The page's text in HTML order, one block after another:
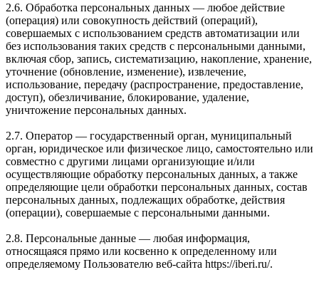
2.6. Обработка персональных данных — любое действие
(операция) или совокупность действий (операций),
совершаемых с использованием средств автоматизации или
без использования таких средств с персональными данными,
включая сбор, запись, систематизацию, накопление, хранение,
уточнение (обновление, изменение), извлечение,
использование, передачу (распространение, предоставление,
доступ), обезличивание, блокирование, удаление,
уничтожение персональных данных.
2.7. Оператор — государственный орган, муниципальный
орган, юридическое или физическое лицо, самостоятельно или
совместно с другими лицами организующие и/или
осуществляющие обработку персональных данных, а также
определяющие цели обработки персональных данных, состав
персональных данных, подлежащих обработке, действия
(операции), совершаемые с персональными данными.
2.8. Персональные данные — любая информация,
относящаяся прямо или косвенно к определенному или
определяемому Пользователю веб-сайта https://iberi.ru/.